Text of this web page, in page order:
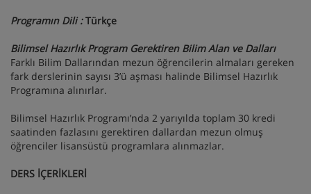
Programın Dili :Türkçe
Bilimsel Hazırlık Program Gerektiren Bilim Alan ve Dalları
Farklı Bilim Dallarından mezun öğrencilerin almaları gereken
fark derslerinin sayısı 3’ü aşması halinde Bilimsel Hazırlık
Programına alınırlar.
Bilimsel Hazırlık Programı’nda 2 yarıyılda toplam 30 kredi
saatinden fazlasını gerektiren dallardan mezun olmuş
öğrenciler lisansüstü programlara alınmazlar.
DERS İÇERİKLERİ